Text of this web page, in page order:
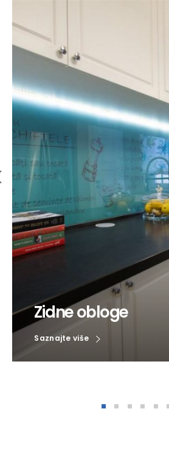
Zidne obloge
Saznajte više